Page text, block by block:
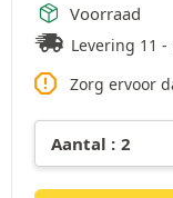
Voorraad
Levering 11
Zorg ervoor